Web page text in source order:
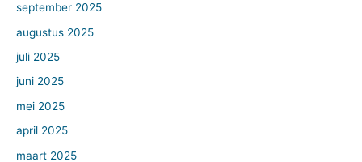
september 2025
augustus 2025
juli 2025
juni 2025
mei 2025
april 2025
maart 2025